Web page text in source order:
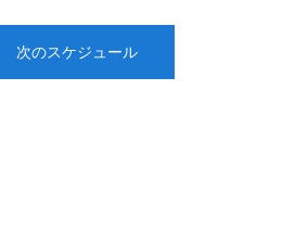
次のスケジュール